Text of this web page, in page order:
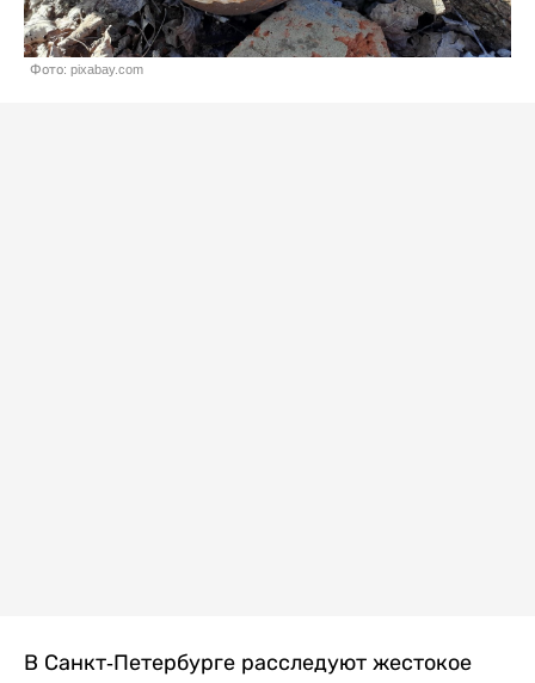
Фото: pixabay.com
В Санкт-Петербурге расследуют жестокое